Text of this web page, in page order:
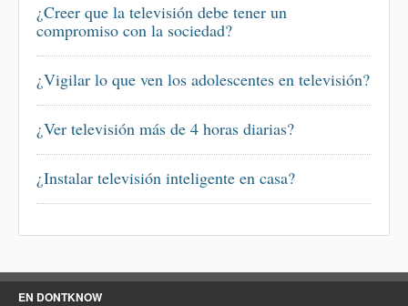
¿Creer que la televisión debe tener un
compromiso con la sociedad?
¿Vigilar lo que ven los adolescentes en televisión?
¿Ver televisión más de 4 horas diarias?
¿Instalar televisión inteligente en casa?
EN DONTKNOW